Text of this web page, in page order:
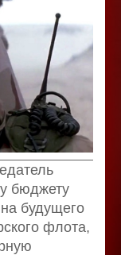
бюджету
будущего
флота,